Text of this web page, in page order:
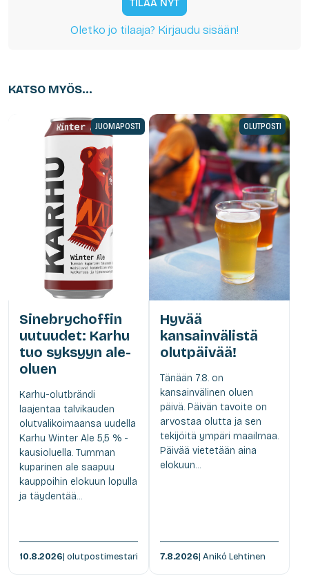
TILAA NYT
Oletko jo tilaaja? Kirjaudu sisään!
KATSO MYÖS...
JUOMAPOSTI
Sinebrychoffin
uutuudet: Karhu
tuo syksyyn ale-
oluen
Karhu-olutbrändi
laajentaa talvikauden
olutvalikoimaansa uudella
Karhu Winter Ale 5,5 % -
kausioluella. Tumman
kuparinen ale saapuu
kauppoihin elokuun lopulla
ja täydentää...
10.8.2026| olutpostimestari
OLUTPOSTI
Hyvää
kansainvälistä
olutpäivää!
Tänään 7.8. on
kansainvälinen oluen
päivä. Päivän tavoite on
arvostaa olutta ja sen
tekijöitä ympäri maailmaa.
Päivää vietetään aina
elokuun...
7.8.2026| Anikó Lehtinen